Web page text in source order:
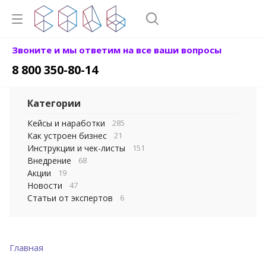
Звоните и мы ответим на все ваши вопросы
8 800 350-80-14
Главная
Категории
Кейсы и наработки 285
Как устроен бизнес 21
Инструкции и чек-листы 151
Внедрение 68
Акции 19
Новости 47
Статьи от экспертов 6